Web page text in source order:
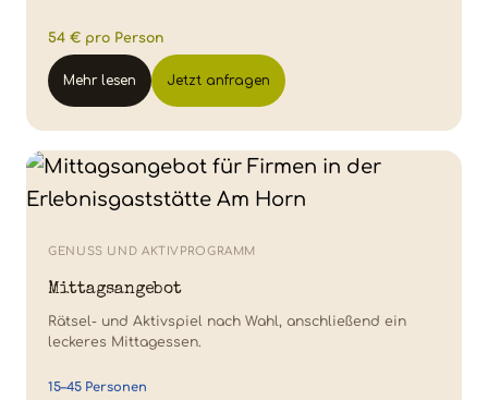
54 € pro Person
Mehr lesen Jetzt anfragen
GENUSS UND AKTIVPROGRAMM
Mittagsangebot
Rätsel- und Aktivspiel nach Wahl, anschließend ein
leckeres Mittagessen.
15–45 Personen